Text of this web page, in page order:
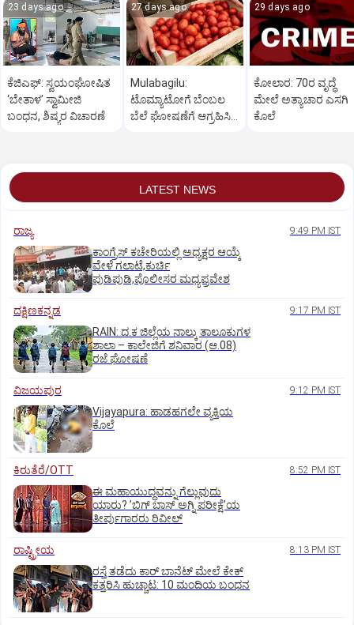
23 days ago
ಕೆಜಿಎಫ್‌: ಸ್ವಯಂಘೋಷಿತ
‘ಬೇತಾಳ’ ಸ್ವಾಮೀಜಿ
ಬಂಧನ, ಶಿಷ್ಯರ ವಿಚಾರಣೆ
27 days ago
Mulabagilu:
ಟೊಮ್ಯಾಟೋಗೆ ಬೆಂಬಲ
ಬೆಲೆ ಘೋಷಣೆಗೆ ಆಗ್ರಹಿಸಿ
29 days ago
ಕೋಲಾರ: 70ರ ವೃದ್ಧೆ
ಮೇಲೆ ಅತ್ಯಾಚಾರ ಎಸಗಿ
ಕೊಲೆ
LATEST NEWS
ರಾಜ್ಯ 9:49 PM IST
ಕಾಂಗ್ರೆಸ್ ಕಚೇರಿಯಲ್ಲಿ ಅಧ್ಯಕ್ಷರ ಆಯ್ಕೆ
ವೇಳೆ ಗಲಾಟೆ,ಕುರ್ಚಿ
ಪುಡಿಪುಡಿ,ಪೊಲೀಸರ ಮಧ್ಯಪ್ರವೇಶ
ದಕ್ಷಿಣಕನ್ನಡ 9:17 PM IST
RAIN: ದ.ಕ ಜಿಲ್ಲೆಯ ನಾಲ್ಕು ತಾಲೂಕುಗಳ
ಶಾಲಾ – ಕಾಲೇಜಿಗೆ ಶನಿವಾರ (ಆ.08)
ರಜೆ ಘೋಷಣೆ
ವಿಜಯಪುರ 9:12 PM IST
Vijayapura: ಹಾಡಹಗಲೇ ವ್ಯಕ್ತಿಯ
ಕೊಲೆ
ಕಿರುತೆರೆ/OTT 8:52 PM IST
ಈ ಮಹಾಯುದ್ಧವನ್ನು ಗೆಲ್ಲುವುದು
ಯಾರು? ʼಬಿಗ್‌ ಬಾಸ್‌ ಅಗ್ನಿ ಪರೀಕ್ಷೆʼಯ
ತೀರ್ಪುಗಾರರು ರಿವೀಲ್
ರಾಷ್ಟ್ರೀಯ 8:13 PM IST
ರಸ್ತೆ ತಡೆದು ಕಾರ್ ಬಾನೆಟ್ ಮೇಲೆ ಕೇಕ್
ಕತ್ತರಿಸಿ ಹುಚ್ಚಾಟ: 10 ಮಂದಿಯ ಬಂಧನ